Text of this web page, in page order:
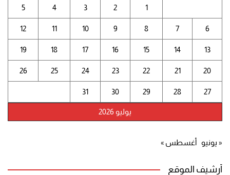
يوليو 2026
1
2
3
4
5
6
7
8
9
10
11
12
13
14
15
16
17
18
19
20
21
22
23
24
25
26
27
28
29
30
31
« يونيو أغسطس »
أرشيف الموقع